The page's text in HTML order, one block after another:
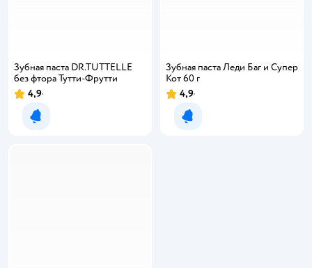
Зубная паста DR.TUTTELLE
без фтора Тутти-Фрутти
4,9
Уведомить о появлении
Зубная паста Леди Баг и Супер
Кот 60 г
4,9
Уведомить о появлении